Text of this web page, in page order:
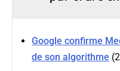
Google confirme
de son algorithme